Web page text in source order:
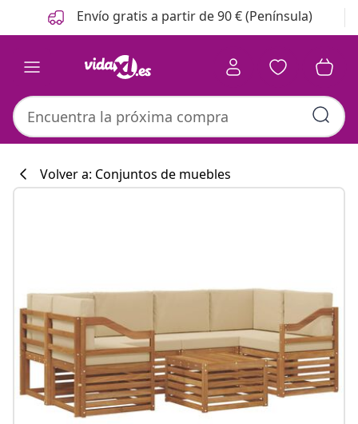
Anterior
Siguiente Envío gratis a partir de 90 € (Península)
Volver a: Conjuntos de muebles